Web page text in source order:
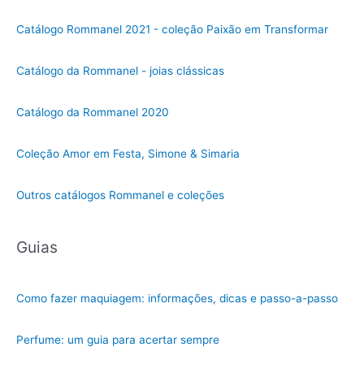
Catálogo Rommanel 2021 - coleção Paixão em Transformar
Catálogo da Rommanel - joias clássicas
Catálogo da Rommanel 2020
Coleção Amor em Festa, Simone & Simaria
Outros catálogos Rommanel e coleções
Guias
Como fazer maquiagem: informações, dicas e passo-a-passo
Perfume: um guia para acertar sempre